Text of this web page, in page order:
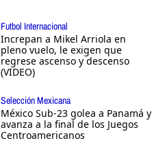
Futbol Internacional
Increpan a Mikel Arriola en
pleno vuelo, le exigen que
regrese ascenso y descenso
(VIDEO)
Selección Mexicana
México Sub-23 golea a Panamá y
avanza a la final de los Juegos
Centroamericanos